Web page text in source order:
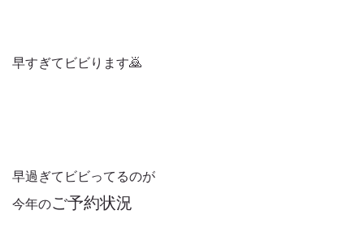
早すぎてビビります🙇
早過ぎてビビってるのが
今年のご予約状況